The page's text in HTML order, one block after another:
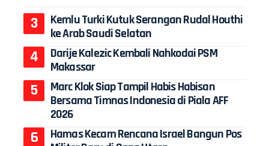
Kemlu Turki Kutuk Serangan Rudal Houthi
ke Arab Saudi Selatan
Darije Kalezic Kembali Nahkodai PSM
Makassar
Marc Klok Siap Tampil Habis Habisan
Bersama Timnas Indonesia di Piala AFF
2026
Hamas Kecam Rencana Israel Bangun Pos